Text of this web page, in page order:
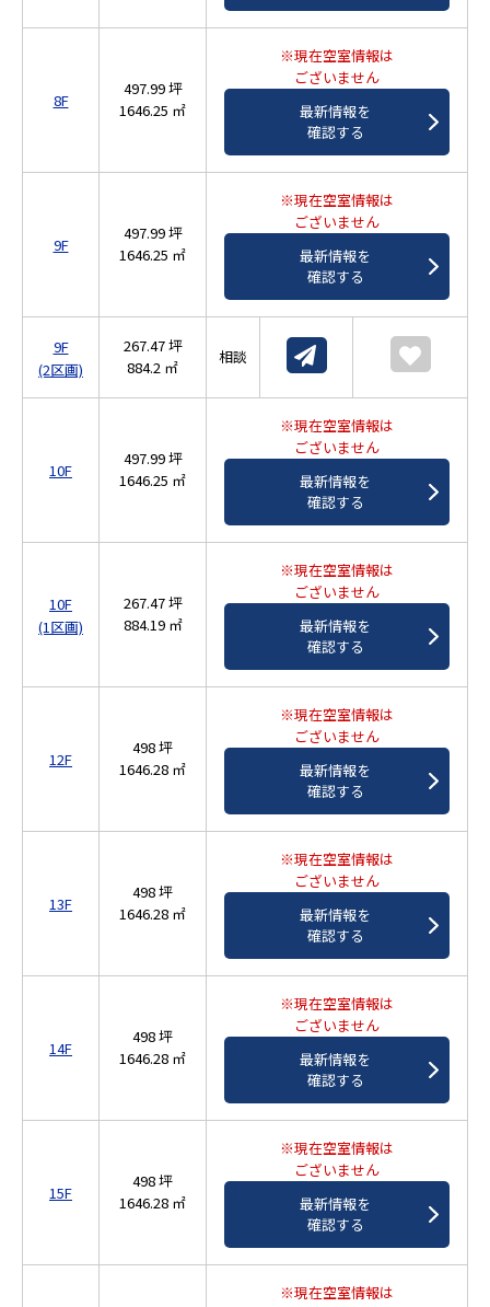
8F
497.99 坪
1646.25 ㎡
※現在空室情報は
ございません
最新情報を
確認する
9F
497.99 坪
1646.25 ㎡
※現在空室情報は
ございません
最新情報を
確認する
9F
(2区画)
267.47 坪
884.2 ㎡
相談
10F
497.99 坪
1646.25 ㎡
※現在空室情報は
ございません
最新情報を
確認する
10F
(1区画)
267.47 坪
884.19 ㎡
※現在空室情報は
ございません
最新情報を
確認する
12F
498 坪
1646.28 ㎡
※現在空室情報は
ございません
最新情報を
確認する
13F
498 坪
1646.28 ㎡
※現在空室情報は
ございません
最新情報を
確認する
14F
498 坪
1646.28 ㎡
※現在空室情報は
ございません
最新情報を
確認する
15F
498 坪
1646.28 ㎡
※現在空室情報は
ございません
最新情報を
確認する
※現在空室情報は